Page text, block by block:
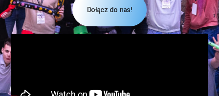
Dołącz do nas!